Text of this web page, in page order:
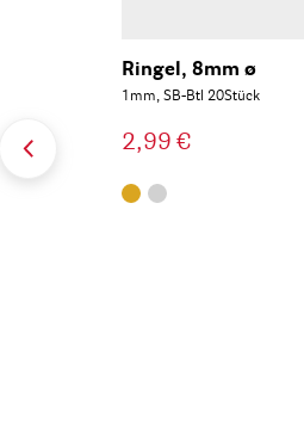
Ringel, 8mm ø
1mm, SB-Btl 20Stück
2,99 €